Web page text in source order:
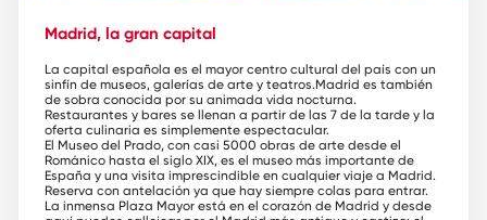
Madrid, la gran capital
La capital española es el mayor centro cultural del país con un
sinfín de museos, galerías de arte y teatros.Madrid es también
de sobra conocida por su animada vida nocturna.
Restaurantes y bares se llenan a partir de las 7 de la tarde y la
oferta culinaria es simplemente espectacular.
El Museo del Prado, con casi 5000 obras de arte desde el
Románico hasta el siglo XIX, es el museo más importante de
España y una visita imprescindible en cualquier viaje a Madrid.
Reserva con antelación ya que hay siempre colas para entrar.
La inmensa Plaza Mayor está en el corazón de Madrid y desde